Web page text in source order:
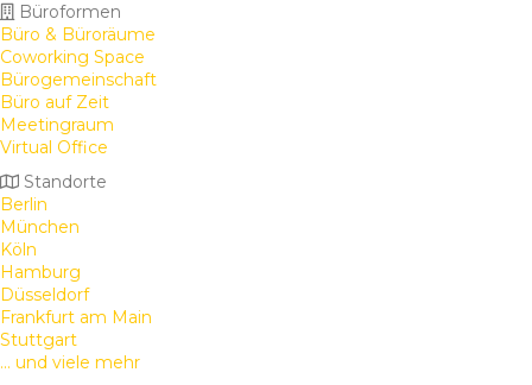
Büroformen
Büro & Büroräume
Coworking Space
Bürogemeinschaft
Büro auf Zeit
Meetingraum
Virtual Office
Standorte
Berlin
München
Köln
Hamburg
Düsseldorf
Frankfurt am Main
Stuttgart
... und viele mehr